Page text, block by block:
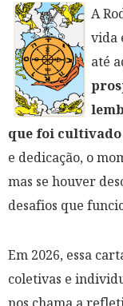
A
vida
até
que foi
e dedicação, o
mas se houver
desafios que
Em 2026, essa
coletivas e